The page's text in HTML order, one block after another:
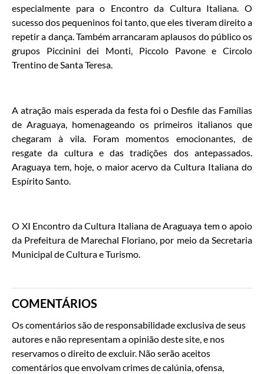
especialmente para o Encontro da Cultura Italiana. O
sucesso dos pequeninos foi tanto, que eles tiveram direito a
repetir a dança. Também arrancaram aplausos do público os
grupos Piccinini dei Monti, Piccolo Pavone e Circolo
Trentino de Santa Teresa.
A atração mais esperada da festa foi o Desfile das Famílias
de Araguaya, homenageando os primeiros italianos que
chegaram à vila. Foram momentos emocionantes, de
resgate da cultura e das tradições dos antepassados.
Araguaya tem, hoje, o maior acervo da Cultura Italiana do
Espírito Santo.
O XI Encontro da Cultura Italiana de Araguaya tem o apoio
da Prefeitura de Marechal Floriano, por meio da Secretaria
Municipal de Cultura e Turismo.
COMENTÁRIOS
Os comentários são de responsabilidade exclusiva de seus
autores e não representam a opinião deste site, e nos
reservamos o direito de excluir. Não serão aceitos
comentários que envolvam crimes de calúnia, ofensa,